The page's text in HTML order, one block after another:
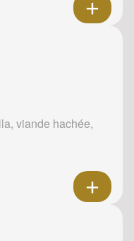
viande hachée,